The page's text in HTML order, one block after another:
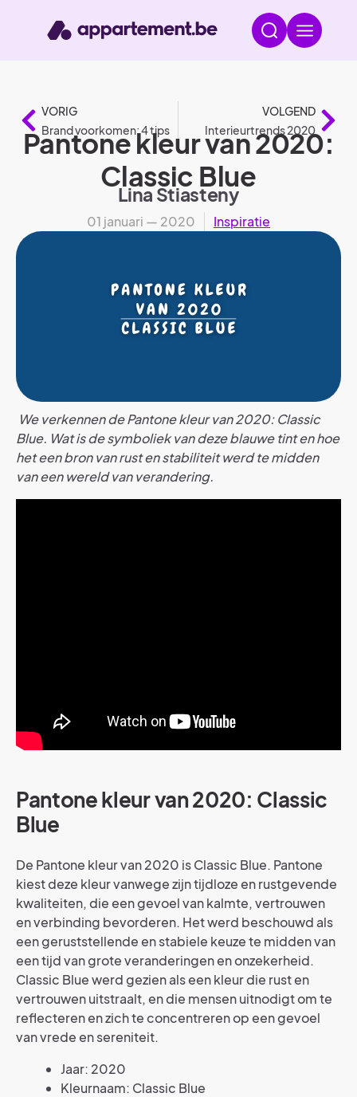
VORIG
Brand voorkomen: 4 tips
VOLGEND
Interieurtrends 2020
Pantone kleur van 2020:
Classic Blue
Lina Stiasteny
01 januari — 2020 Inspiratie
We verkennen de Pantone kleur van 2020: Classic
Blue. Wat is de symboliek van deze blauwe tint en hoe
het een bron van rust en stabiliteit werd te midden
van een wereld van verandering.
Pantone kleur van 2020: Classic
Blue
De Pantone kleur van 2020 is Classic Blue. Pantone
kiest deze kleur vanwege zijn tijdloze en rustgevende
kwaliteiten, die een gevoel van kalmte, vertrouwen
en verbinding bevorderen. Het werd beschouwd als
een geruststellende en stabiele keuze te midden van
een tijd van grote veranderingen en onzekerheid.
Classic Blue werd gezien als een kleur die rust en
vertrouwen uitstraalt, en die mensen uitnodigt om te
reflecteren en zich te concentreren op een gevoel
van vrede en sereniteit.
Jaar: 2020
Kleurnaam: Classic Blue